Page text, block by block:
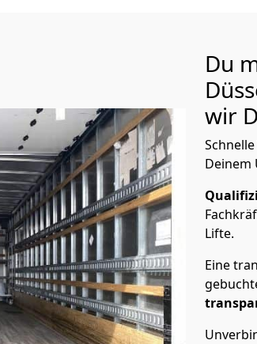
Du
wir
Schnelle
Deinem
Lifte.
Eine